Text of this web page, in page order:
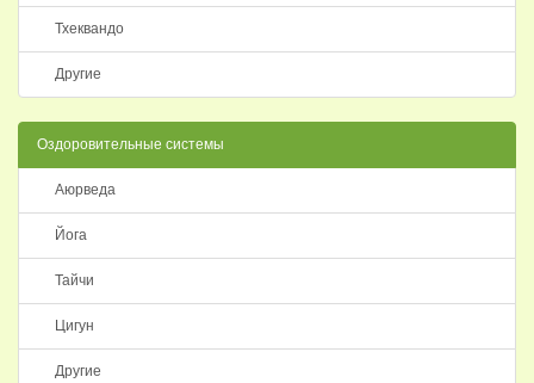
Тхеквандо
Другие
Оздоровительные системы
Аюрведа
Йога
Тайчи
Цигун
Другие